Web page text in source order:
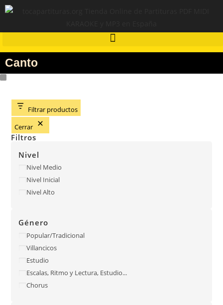
Canto
Filtrar productos
Cerrar
Filtros
Nivel
Nivel Medio
Nivel Inicial
Nivel Alto
Género
Popular/Tradicional
Villancicos
Estudio
Escalas, Ritmo y Lectura, Estudio...
Chorus